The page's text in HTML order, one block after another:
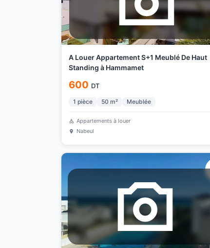
A Louer Appartement S+1 Meublé De Haut
Standing à Hammamet
600 DT
1 pièce 50 m² Meublée
Appartements à louer
Nabeul